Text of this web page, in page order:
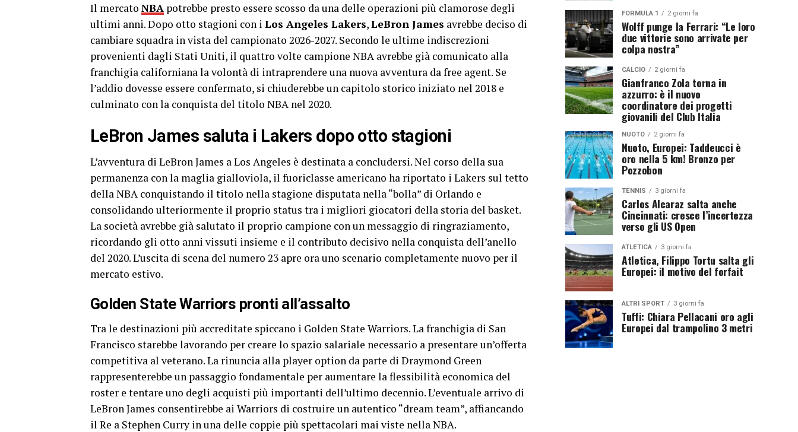
Il mercato NBA potrebbe presto essere scosso da una delle operazioni più clamorose degli
ultimi anni. Dopo otto stagioni con i Los Angeles Lakers,LeBron James avrebbe deciso di
cambiare squadra in vista del campionato 2026-2027. Secondo le ultime indiscrezioni
provenienti dagli Stati Uniti, il quattro volte campione NBA avrebbe già comunicato alla
franchigia californiana la volontà di intraprendere una nuova avventura da free agent. Se
l’addio dovesse essere confermato, si chiuderebbe un capitolo storico iniziato nel 2018 e
culminato con la conquista del titolo NBA nel 2020.
LeBron James saluta i Lakers dopo otto stagioni
L’avventura di LeBron James a Los Angeles è destinata a concludersi. Nel corso della sua
permanenza con la maglia gialloviola, il fuoriclasse americano ha riportato i Lakers sul tetto
della NBA conquistando il titolo nella stagione disputata nella “bolla” di Orlando e
consolidando ulteriormente il proprio status tra i migliori giocatori della storia del basket.
La società avrebbe già salutato il proprio campione con un messaggio di ringraziamento,
ricordando gli otto anni vissuti insieme e il contributo decisivo nella conquista dell’anello
del 2020. L’uscita di scena del numero 23 apre ora uno scenario completamente nuovo per il
mercato estivo.
Golden State Warriors pronti all’assalto
Tra le destinazioni più accreditate spiccano i Golden State Warriors. La franchigia di San
Francisco starebbe lavorando per creare lo spazio salariale necessario a presentare un’offerta
competitiva al veterano. La rinuncia alla player option da parte di Draymond Green
rappresenterebbe un passaggio fondamentale per aumentare la flessibilità economica del
roster e tentare uno degli acquisti più importanti dell’ultimo decennio. L’eventuale arrivo di
LeBron James consentirebbe ai Warriors di costruire un autentico “dream team”, affiancando
il Re a Stephen Curry in una delle coppie più spettacolari mai viste nella NBA.
FORMULA 1 2 giorni fa
Wolff punge la Ferrari: “Le loro
due vittorie sono arrivate per
colpa nostra”
CALCIO 2 giorni fa
Gianfranco Zola torna in
azzurro: è il nuovo
coordinatore dei progetti
giovanili del Club Italia
NUOTO 2 giorni fa
Nuoto, Europei: Taddeucci è
oro nella 5 km! Bronzo per
Pozzobon
TENNIS 3 giorni fa
Carlos Alcaraz salta anche
Cincinnati: cresce l’incertezza
verso gli US Open
ATLETICA 3 giorni fa
Atletica, Filippo Tortu salta gli
Europei: il motivo del forfait
ALTRI SPORT 3 giorni fa
Tuffi: Chiara Pellacani oro agli
Europei dal trampolino 3 metri